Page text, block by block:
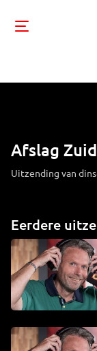
Afslag Zuid
Uitzending van
Eerdere